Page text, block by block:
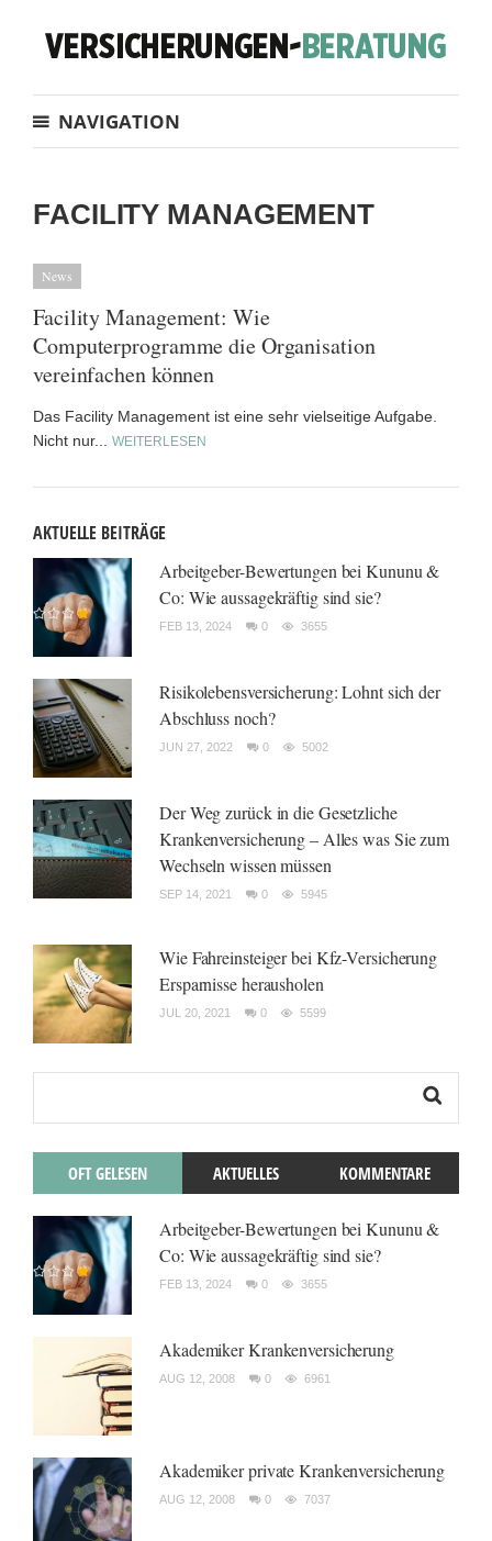
NAVIGATION
FACILITY MANAGEMENT
News
Facility Management: Wie
Computerprogramme die Organisation
vereinfachen können
Das Facility Management ist eine sehr vielseitige Aufgabe.
Nicht nur... WEITERLESEN
AKTUELLE BEITRÄGE
Arbeitgeber-Bewertungen bei Kununu &
Co: Wie aussagekräftig sind sie?
FEB 13, 2024 0 3655
Risikolebensversicherung: Lohnt sich der
Abschluss noch?
JUN 27, 2022 0 5002
Der Weg zurück in die Gesetzliche
Krankenversicherung – Alles was Sie zum
Wechseln wissen müssen
SEP 14, 2021 0 5945
Wie Fahreinsteiger bei Kfz-Versicherung
Ersparnisse herausholen
JUL 20, 2021 0 5599
OFT GELESEN AKTUELLES KOMMENTARE
Arbeitgeber-Bewertungen bei Kununu &
Co: Wie aussagekräftig sind sie?
FEB 13, 2024 0 3655
Akademiker Krankenversicherung
AUG 12, 2008 0 6961
Akademiker private Krankenversicherung
AUG 12, 2008 0 7037